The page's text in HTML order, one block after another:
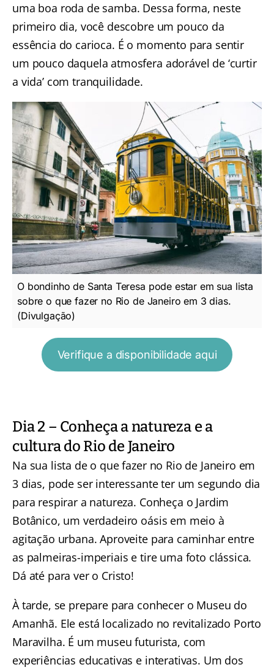
uma boa roda de samba. Dessa forma, neste
primeiro dia, você descobre um pouco da
essência do carioca. É o momento para sentir
um pouco daquela atmosfera adorável de ‘curtir
a vida’ com tranquilidade.
O bondinho de Santa Teresa pode estar em sua lista
sobre o que fazer no Rio de Janeiro em 3 dias.
(Divulgação)
Verifique a disponibilidade aqui
Dia 2 – Conheça a natureza e a
cultura do Rio de Janeiro
Na sua lista de o que fazer no Rio de Janeiro em
3 dias, pode ser interessante ter um segundo dia
para respirar a natureza. Conheça o Jardim
Botânico, um verdadeiro oásis em meio à
agitação urbana. Aproveite para caminhar entre
as palmeiras-imperiais e tire uma foto clássica.
Dá até para ver o Cristo!
À tarde, se prepare para conhecer o Museu do
Amanhã. Ele está localizado no revitalizado Porto
Maravilha. É um museu futurista, com
experiências educativas e interativas. Um dos